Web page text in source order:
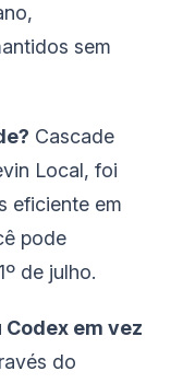
sem
Cascade
Local, foi
eficiente em
pode
de julho.
em vez
do